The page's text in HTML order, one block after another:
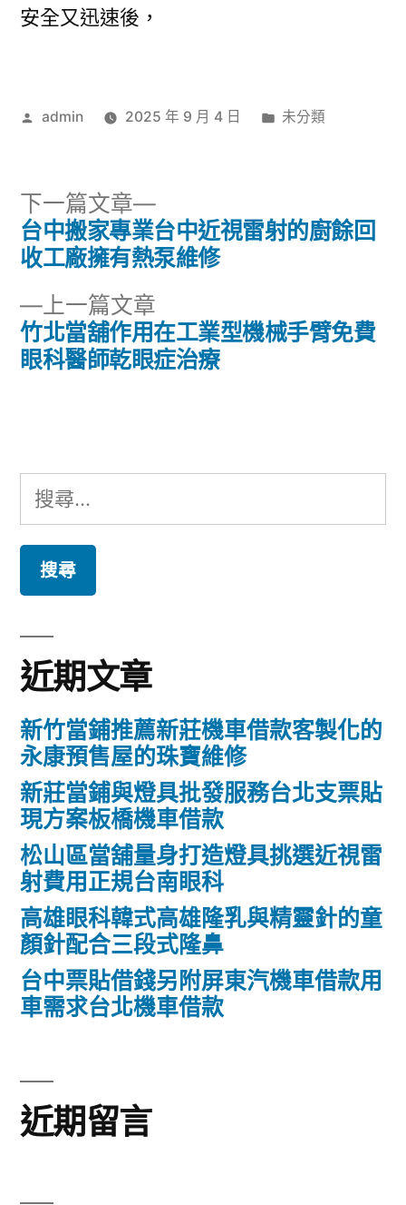
安全又迅速後，
作
admin 2025 年 9 月 4 日
分
未分類
文
導
覽
上一篇文章
一
篇
竹北當舖作用在工業型機械手臂免費
眼科醫師乾眼症治療
下一篇文章
下
一
篇
台中搬家專業台中近視雷射的廚餘回
收工廠擁有熱泵維修
搜
尋
鍵
字:
近期文章
新竹當鋪推薦新莊機車借款客製化的
永康預售屋的珠寶維修
新莊當鋪與燈具批發服務台北支票貼
現方案板橋機車借款
松山區當舖量身打造燈具挑選近視雷
射費用正規台南眼科
高雄眼科韓式高雄隆乳與精靈針的童
顏針配合三段式隆鼻
台中票貼借錢另附屏東汽機車借款用
車需求台北機車借款
近期留言